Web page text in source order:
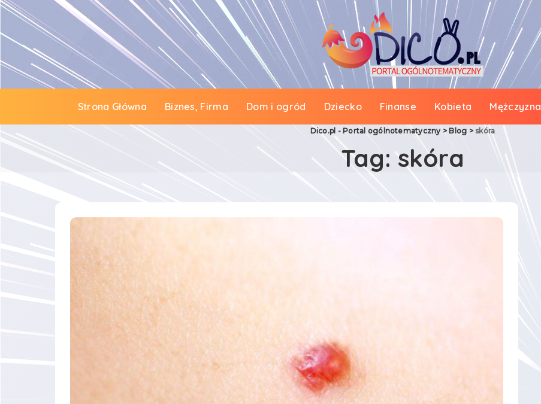
Strona Główna Biznes, Firma Dom i ogród Dziecko Finanse Kobieta Mężczyzna
Dico.pl - Portal ogólnotematyczny > Blog >skóra
Tag: skóra